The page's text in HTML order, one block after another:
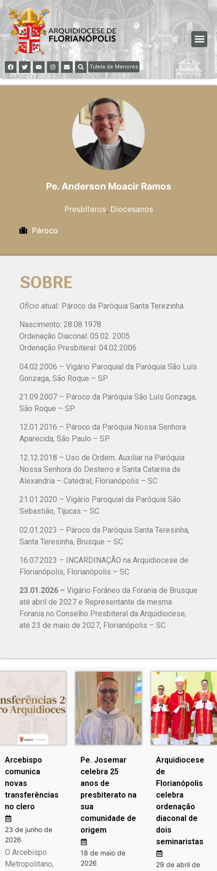
Tutela de Menores
Pe. Anderson Moacir Ramos
Presbíteros, Diocesanos
Pároco
SOBRE
Ofício atual: Pároco da Paróquia Santa Terezinha
Nascimento: 28.08.1978
Ordenação Diaconal: 05.02. 2005
Ordenação Presbiteral: 04.02.2006
04.02.2006 – Vigário Paroquial da Paróquia São Luís
Gonzaga, São Roque – SP
21.09.2007 – Pároco da Paróquia São Luís Gonzaga,
São Roque – SP
12.01.2016 – Pároco da Paróquia Nossa Senhora
Aparecida, São Paulo – SP
12.12.2018 – Uso de Ordem. Auxiliar na Paróquia
Nossa Senhora do Desterro e Santa Catarina de
Alexandria – Catedral, Florianópolis – SC
21.01.2020 – Vigário Paroquial da Paróquia São
Sebastião, Tijucas – SC
02.01.2023 – Pároco da Paróquia Santa Teresinha,
Santa Teresinha, Brusque – SC
16.07.2023 – INCARDINAÇÃO na Arquidiocese de
Florianópolis, Florianópolis – SC
23.01.2026 – Vigário Forâneo da Forania de Brusque
até abril de 2027 e Representante da mesma
Forania no Conselho Presbiteral da Arquidiocese,
até 23 de maio de 2027, Florianópolis – SC
Arcebispo
comunica
novas
transferências
no clero
23 de junho de
2026
O Arcebispo
Metropolitano,
Pe. Josemar
celebra 25
anos de
presbiterato na
sua
comunidade de
origem
18 de maio de
2026
Arquidiocese
de
Florianópolis
celebra
ordenação
diaconal de
dois
seminaristas
29 de abril de